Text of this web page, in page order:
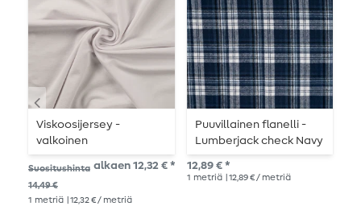
Viskoosijersey -
valkoinen
Suositushinta
14,49 €
alkaen 12,32 € *
1 metriä | 12,32 € / metriä
Puuvillainen flanelli -
Lumberjack check Navy
Valkoinen
12,89 € *
1 metriä | 12,89 € / metriä